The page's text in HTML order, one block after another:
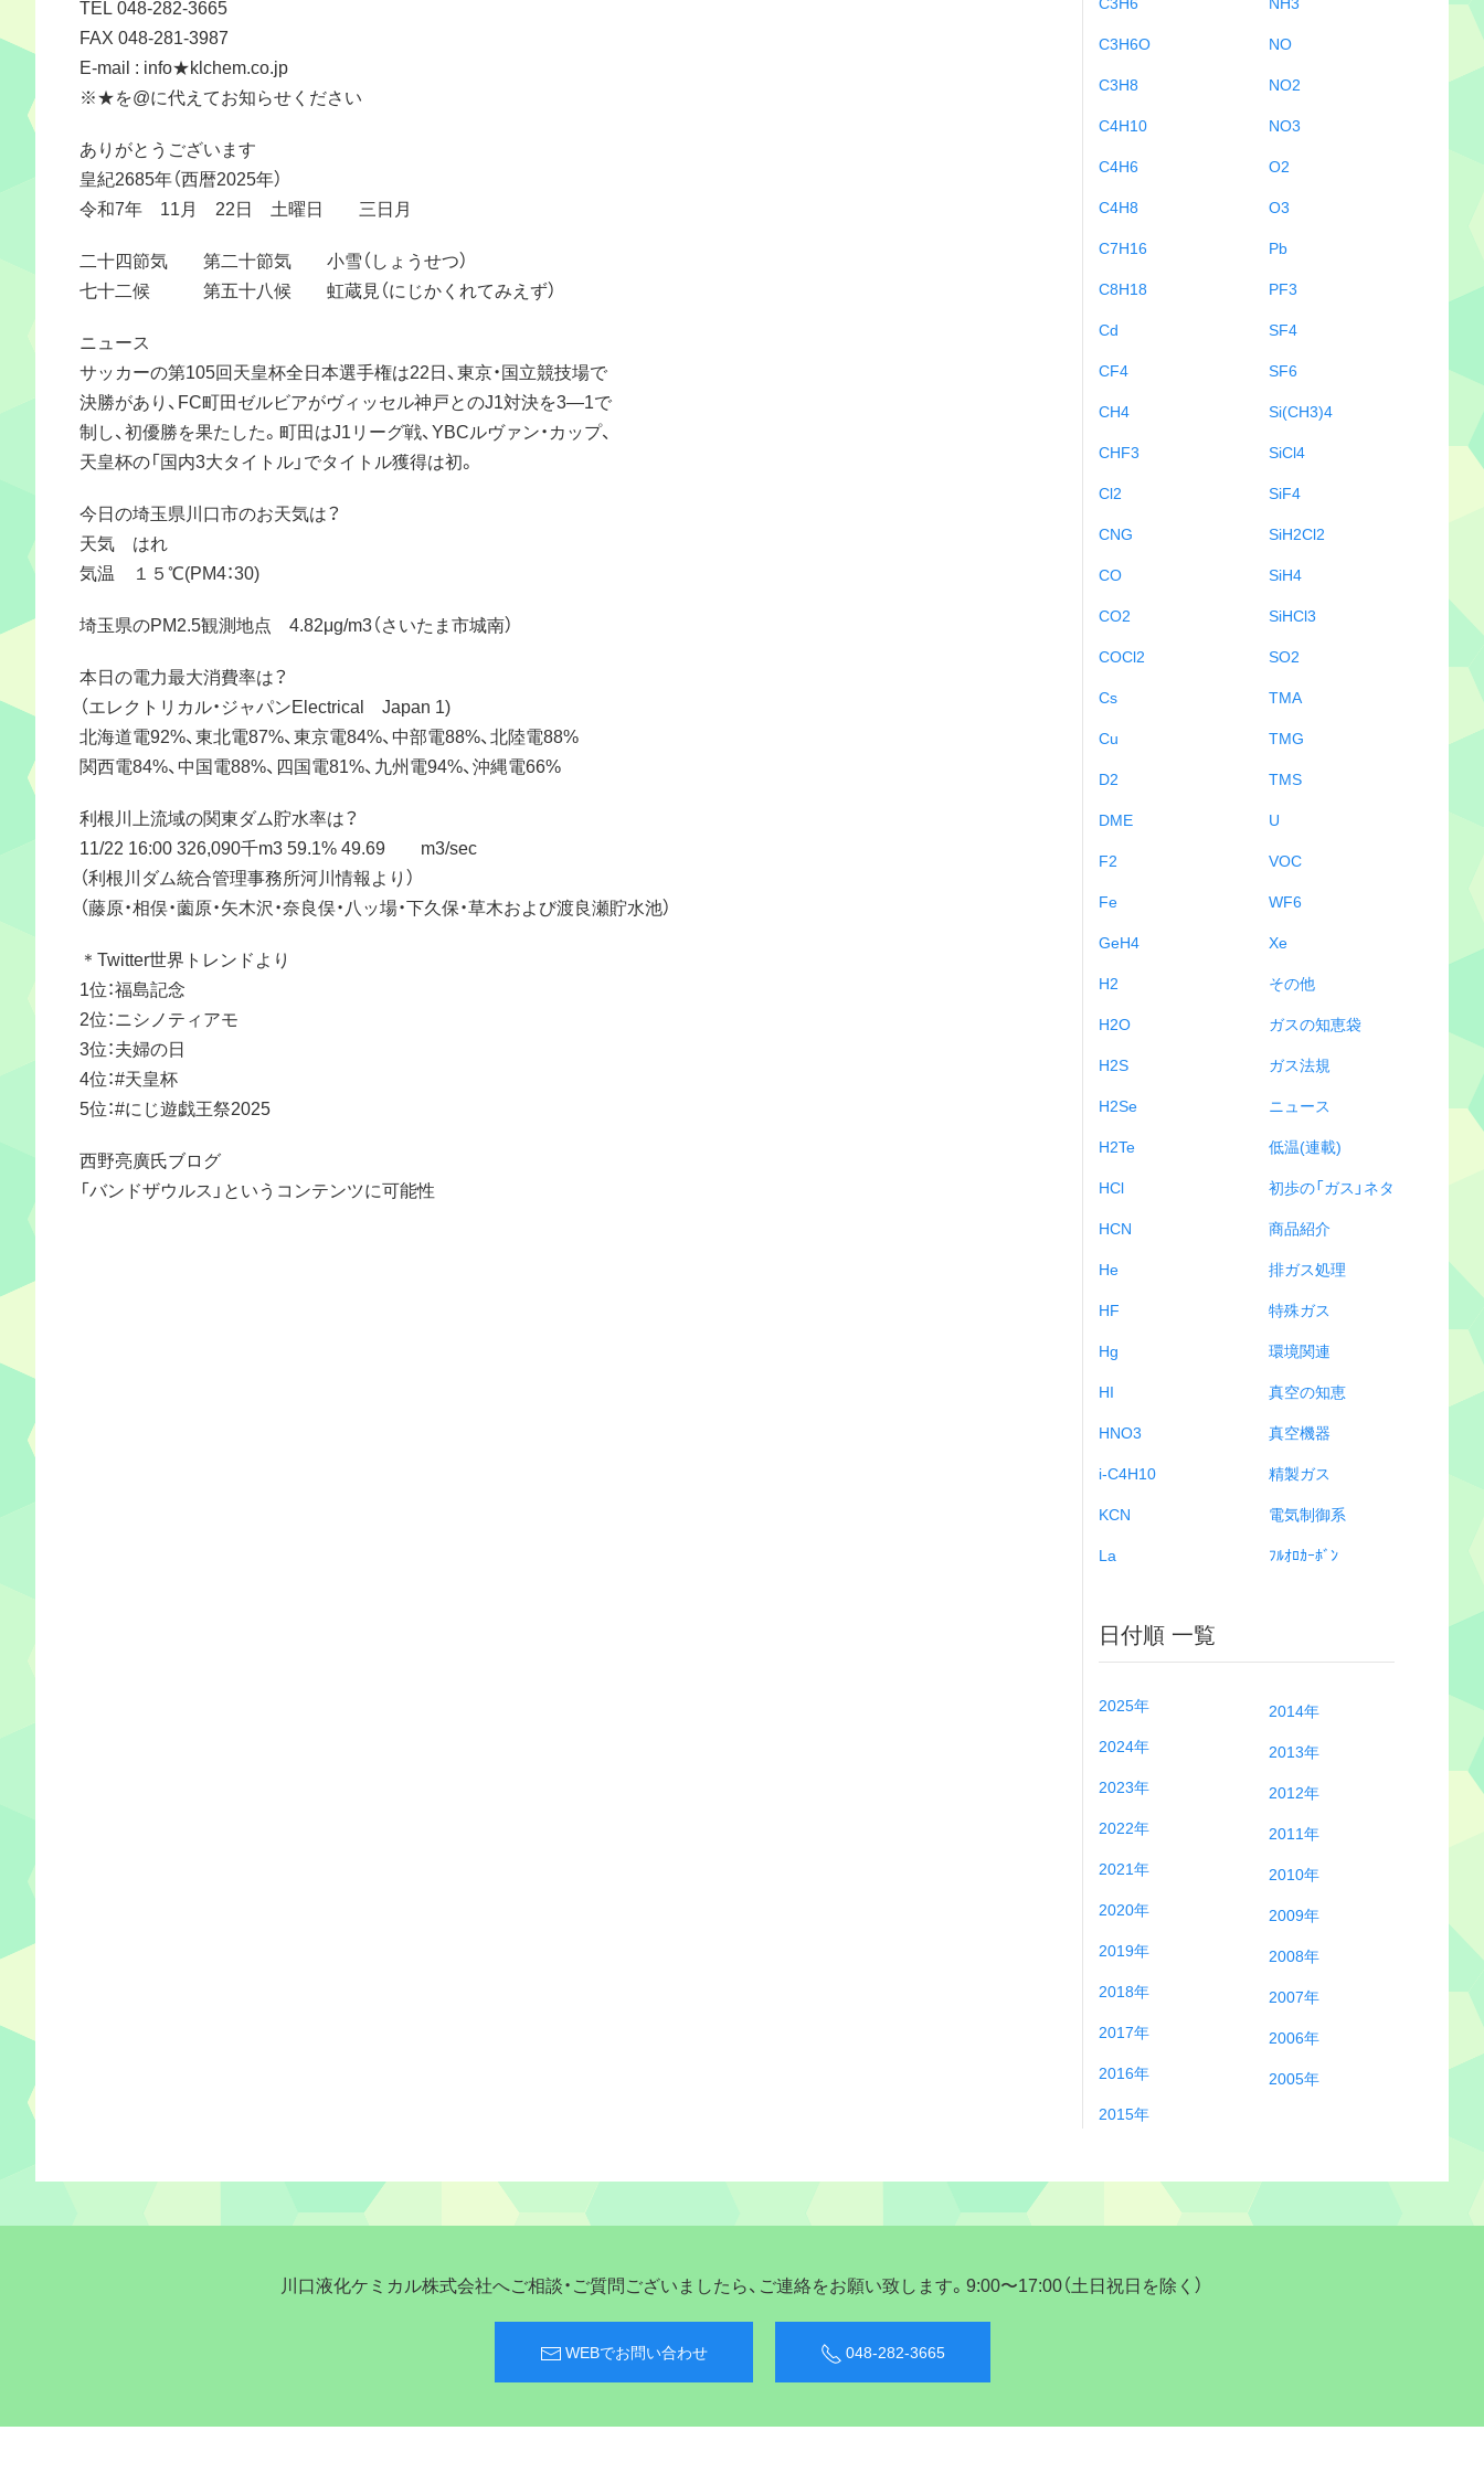
TEL 048-282-3665
FAX 048-281-3987
E-mail : info★klchem.co.jp
※★を@に代えてお知らせください
ありがとうございます
皇紀2685年（西暦2025年）
令和7年 11月 22日 土曜日 三日月
二十四節気 第二十節気 小雪（しょうせつ）
七十二候 第五十八候 虹蔵見（にじかくれてみえず）
ニュース
サッカーの第105回天皇杯全日本選手権は22日、東京・国立競技場で
決勝があり、FC町田ゼルビアがヴィッセル神戸とのJ1対決を3―1で
制し、初優勝を果たした。町田はJ1リーグ戦、YBCルヴァン・カップ、
天皇杯の「国内3大タイトル」でタイトル獲得は初。
今日の埼玉県川口市のお天気は？
天気 はれ
気温 １５℃(PM4：30)
埼玉県のPM2.5観測地点 4.82μg/m3（さいたま市城南）
本日の電力最大消費率は？
（エレクトリカル・ジャパンElectrical Japan 1)
北海道電92%、東北電87%、東京電84%、中部電88%、北陸電88%
関西電84%、中国電88%、四国電81%、九州電94%、沖縄電66%
利根川上流域の関東ダム貯水率は？
11/22 16:00 326,090千m3 59.1% 49.69 m3/sec
（利根川ダム統合管理事務所河川情報より）
（藤原・相俣・薗原・矢木沢・奈良俣・八ッ場・下久保・草木および渡良瀬貯水池）
＊Twitter世界トレンドより
1位：福島記念
2位：ニシノティアモ
3位：夫婦の日
4位：#天皇杯
5位：#にじ遊戯王祭2025
西野亮廣氏ブログ
「バンドザウルス」というコンテンツに可能性
C3H6O
C3H8
C4H10
C4H6
C4H8
C7H16
C8H18
Cd
CF4
CH4
CHF3
Cl2
CNG
CO
CO2
COCl2
Cs
Cu
D2
DME
F2
Fe
GeH4
H2
H2O
H2S
H2Se
H2Te
HCl
HCN
He
HF
Hg
HI
HNO3
i-C4H10
KCN
La
NO
NO2
NO3
O2
O3
Pb
PF3
SF4
SF6
Si(CH3)4
SiCl4
SiF4
SiH2Cl2
SiH4
SiHCl3
SO2
TMA
TMG
TMS
U
VOC
WF6
Xe
その他
ガスの知恵袋
ガス法規
ニュース
低温(連載)
初歩の「ガス」ネタ
商品紹介
排ガス処理
特殊ガス
環境関連
真空の知恵
真空機器
精製ガス
電気制御系
ﾌﾙｵﾛｶｰﾎﾞﾝ
日付順 一覧
2025年
2024年
2023年
2022年
2021年
2020年
2019年
2018年
2017年
2016年
2015年
2014年
2013年
2012年
2011年
2010年
2009年
2008年
2007年
2006年
2005年
川口液化ケミカル株式会社へご相談・ご質問ございましたら、ご連絡をお願い致します。9:00〜17:00（土日祝日を除く）
WEBでお問い合わせ 048-282-3665